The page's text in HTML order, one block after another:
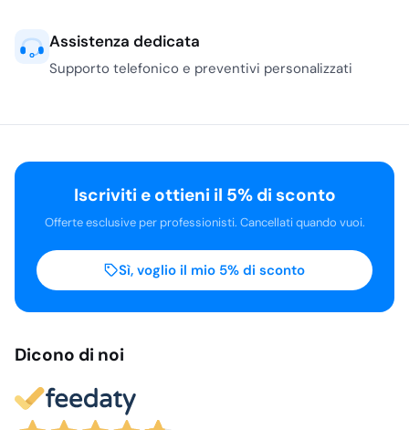
Assistenza dedicata
Supporto telefonico e preventivi personalizzati
Dicono di noi
Iscriviti e ottieni il 5% di sconto
Offerte esclusive per professionisti. Cancellati quando vuoi.
Sì, voglio il mio 5% di sconto